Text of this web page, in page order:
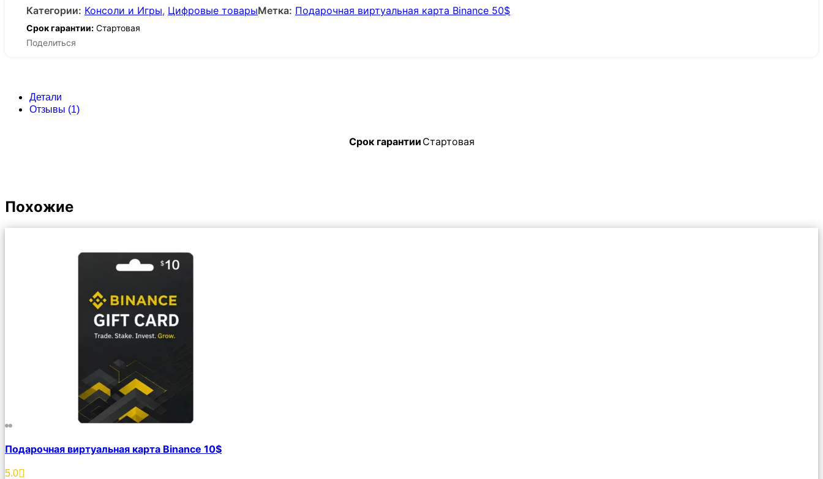
Категории: Консоли и Игры, Цифровые товарыМетка: Подарочная виртуальная карта Binance 50$
Срок гарантии: Стартовая
Поделиться
Детали
Отзывы (1)
Срок гарантии Стартовая
Похожие
Подарочная виртуальная карта Binance 10$
5.0